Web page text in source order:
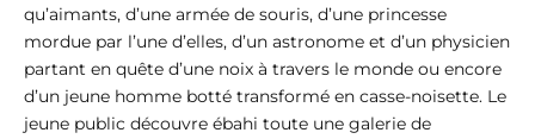
qu’aimants, d’une armée de souris, d’une princesse
mordue par l’une d’elles, d’un astronome et d’un physicien
partant en quête d’une noix à travers le monde ou encore
d’un jeune homme botté transformé en casse-noisette. Le
jeune public découvre ébahi toute une galerie de